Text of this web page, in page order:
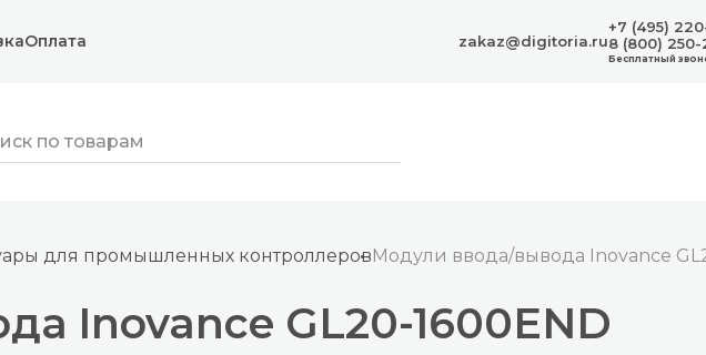
Оплата zakaz@digitoria.ru
+7 (495)
8 (800) 250-
Бесплатный
для промышленных контроллеровМодули ввода/вывода Inovance
Inovance GL20-1600END